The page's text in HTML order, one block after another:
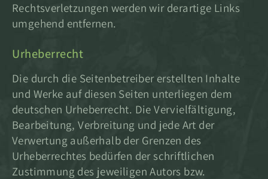
Rechtsverletzungen werden wir derartige Links
umgehend entfernen.
Urheberrecht
Die durch die Seitenbetreiber erstellten Inhalte
und Werke auf diesen Seiten unterliegen dem
deutschen Urheberrecht. Die Vervielfältigung,
Bearbeitung, Verbreitung und jede Art der
Verwertung außerhalb der Grenzen des
Urheberrechtes bedürfen der schriftlichen
Zustimmung des jeweiligen Autors bzw.